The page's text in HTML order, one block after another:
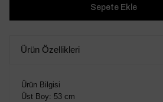
Ürün Özellikleri
Ürün Bilgisi
Üst Boy: 53 cm